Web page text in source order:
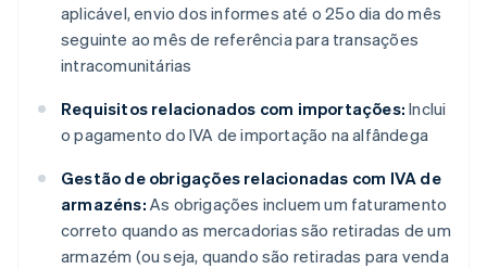
aplicável, envio dos informes até o 25o dia do mês
seguinte ao mês de referência para transações
intracomunitárias
Requisitos relacionados com importações: Inclui
o pagamento do IVA de importação na alfândega
Gestão de obrigações relacionadas com IVA de
armazéns: As obrigações incluem um faturamento
correto quando as mercadorias são retiradas de um
armazém (ou seja, quando são retiradas para venda